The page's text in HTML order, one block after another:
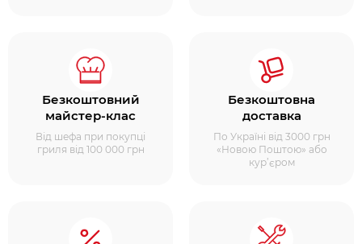
Безкоштовний
майстер-клас
Від шефа при покупці
гриля від 100 000 грн
Безкоштовна
доставка
По Україні від 3000 грн
«Новою Поштою» або
кур’єром